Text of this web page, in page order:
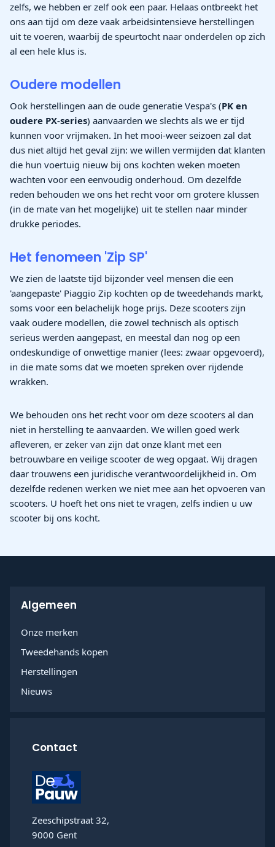
zelfs, we hebben er zelf ook een paar. Helaas ontbreekt het
ons aan tijd om deze vaak arbeidsintensieve herstellingen
uit te voeren, waarbij de speurtocht naar onderdelen op zich
al een hele klus is.
Oudere modellen
Ook herstellingen aan de oude generatie Vespa's (PK en
oudere PX-series) aanvaarden we slechts als we er tijd
kunnen voor vrijmaken. In het mooi-weer seizoen zal dat
dus niet altijd het geval zijn: we willen vermijden dat klanten
die hun voertuig nieuw bij ons kochten weken moeten
wachten voor een eenvoudig onderhoud. Om dezelfde
reden behouden we ons het recht voor om grotere klussen
(in de mate van het mogelijke) uit te stellen naar minder
drukke periodes.
Het fenomeen 'Zip SP'
We zien de laatste tijd bijzonder veel mensen die een
'aangepaste' Piaggio Zip kochten op de tweedehands markt,
soms voor een belachelijk hoge prijs. Deze scooters zijn
vaak oudere modellen, die zowel technisch als optisch
serieus werden aangepast, en meestal dan nog op een
ondeskundige of onwettige manier (lees: zwaar opgevoerd),
in die mate soms dat we moeten spreken over rijdende
wrakken.
We behouden ons het recht voor om deze scooters al dan
niet in herstelling te aanvaarden. We willen goed werk
afleveren, er zeker van zijn dat onze klant met een
betrouwbare en veilige scooter de weg opgaat. Wij dragen
daar trouwens een juridische verantwoordelijkheid in. Om
dezelfde redenen werken we niet mee aan het opvoeren van
scooters. U hoeft het ons niet te vragen, zelfs indien u uw
scooter bij ons kocht.
Algemeen
Onze merken
Tweedehands kopen
Herstellingen
Nieuws
Contact
Zeeschipstraat 32,
9000 Gent